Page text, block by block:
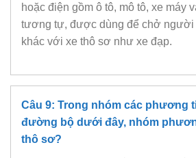
hoặc điện gồm ô tô, mô tô, xe máy
tương tự, được dùng để chở người
khác với xe thô sơ như xe đạp.
Câu 9: Trong nhóm các phương
đường bộ dưới đây, nhóm
thô sơ?